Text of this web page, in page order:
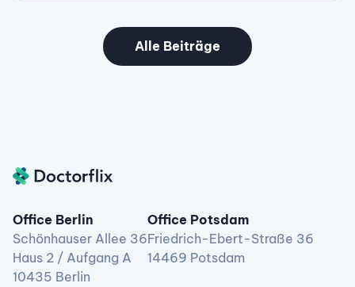
Alle Beiträge
Office Berlin
Schönhauser Allee 36
Haus 2 / Aufgang A
10435 Berlin
Office Potsdam
Friedrich-Ebert-Straße 36
14469 Potsdam